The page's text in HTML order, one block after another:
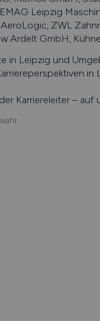
Leipzig
ZWL
Ardelt GmbH,
in Leipzig und
in
Karriereleiter –